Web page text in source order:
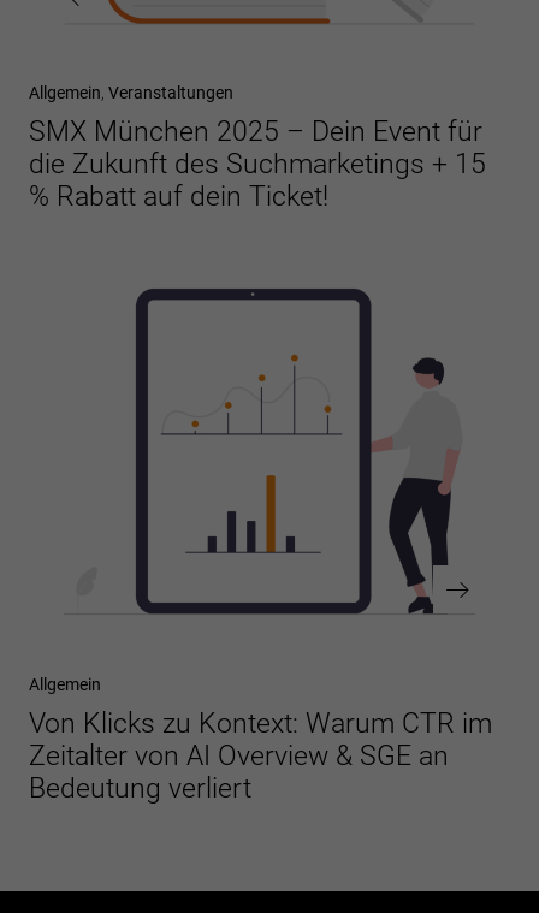
Vorheriger
Beitrag
Allgemein Veranstaltungen
SMX München 2025 – Dein Event für
die Zukunft des Suchmarketings + 15
% Rabatt auf dein Ticket!
Nächster
Beitrag
Allgemein
Von Klicks zu Kontext: Warum CTR im
Zeitalter von AI Overview & SGE an
Bedeutung verliert